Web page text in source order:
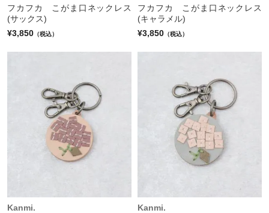
フカフカ こがま口ネックレス
(サックス)
¥3,850 （税込）
フカフカ こがま口ネックレス
(キャラメル)
¥3,850 （税込）
Kanmi.
Kanmi.